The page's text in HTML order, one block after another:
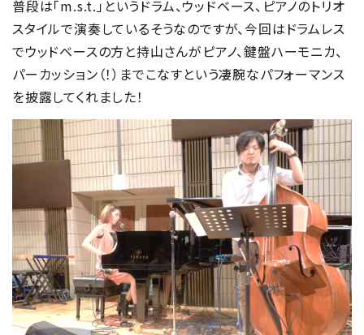
普段は「m.s.t.」というドラム、ウッドベース、ピアノのトリオ
スタイルで演奏しているそうなのですが、今回はドラムレス
でウッドベースの方と持山さんがピアノ、鍵盤ハーモニカ、
パーカッション（！）までこなすという凄腕なパフォーマンス
を披露してくれました！